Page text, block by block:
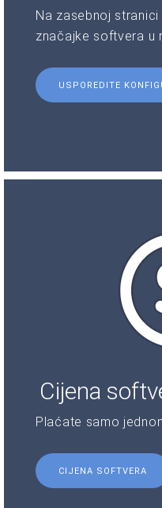
Na zasebnoj
značajke softvera u
USPOREDITE
Cijena
Plaćate samo
CIJENA SOFTVERA